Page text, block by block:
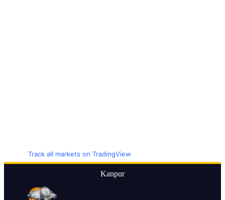
Track all markets on TradingView
Kanpur